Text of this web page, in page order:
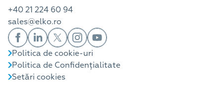
+40 21 224 60 94
sales@elko.ro
Politica de cookie-uri
Politica de Confidențialitate
Setări cookies